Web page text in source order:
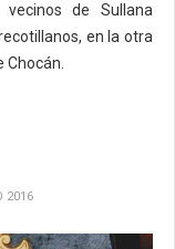
de Sullana
en la otra
Chocán.
2016